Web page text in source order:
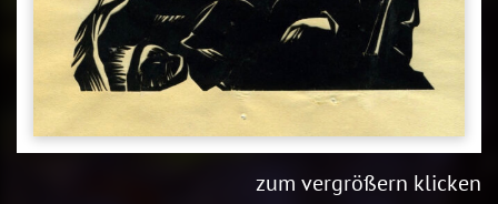
zum vergrößern klicken